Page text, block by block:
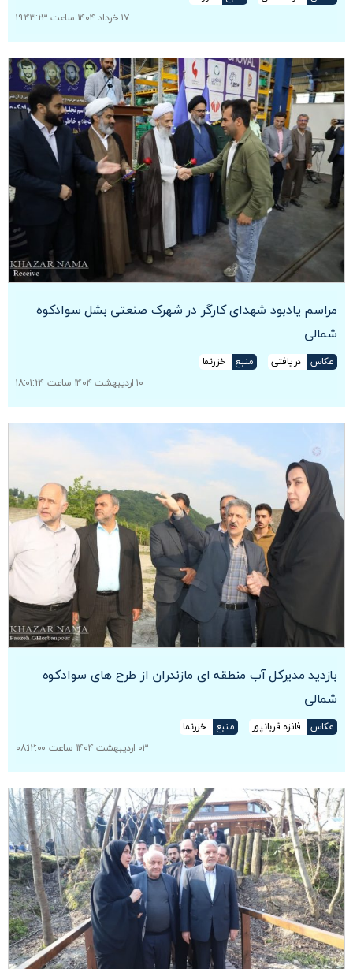
۱۷ خرداد ۱۴۰۴ ساعت ۱۹:۴۳:۲۳
مراسم یادبود شهدای کارگر در شهرک صنعتی بشل سوادکوه
شمالی
عکاس دریافتی منبع
خزرنما
۱۰ اردیبهشت ۱۴۰۴ ساعت ۱۸:۰۱:۲۴
بازدید مدیرکل آب منطقه ای مازندران از طرح های سوادکوه
شمالی
عکاس فائزه قربانپور منبع
خزرنما
۰۳ اردیبهشت ۱۴۰۴ ساعت ۰۸:۱۲:۰۰